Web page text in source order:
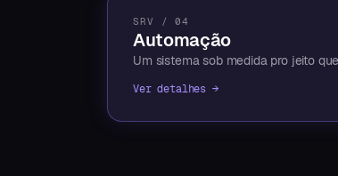
SRV / 04
Automação
Um sistema sob medida pro jeito
Ver detalhes →